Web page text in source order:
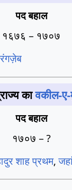
पद बहाल
१६७६ – १७०७
कावकील-
पद बहाल
१७०७ – ?
शाह प्रथम,